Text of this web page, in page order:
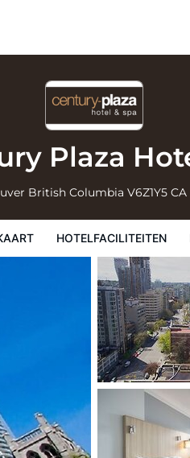
Plaza
British Columbia V6Z1Y5 CA
HOTELFACILITEITEN
Regels van